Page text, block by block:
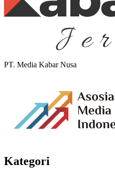
PT. Media Kabar Nusa
Kategori